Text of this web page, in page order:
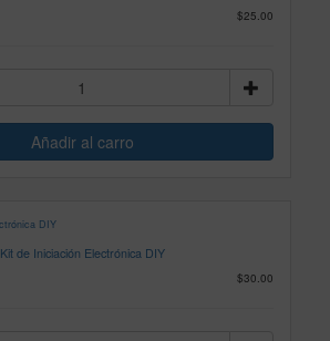
$25.00
Kit de Iniciación Electrónica DIY
$30.00